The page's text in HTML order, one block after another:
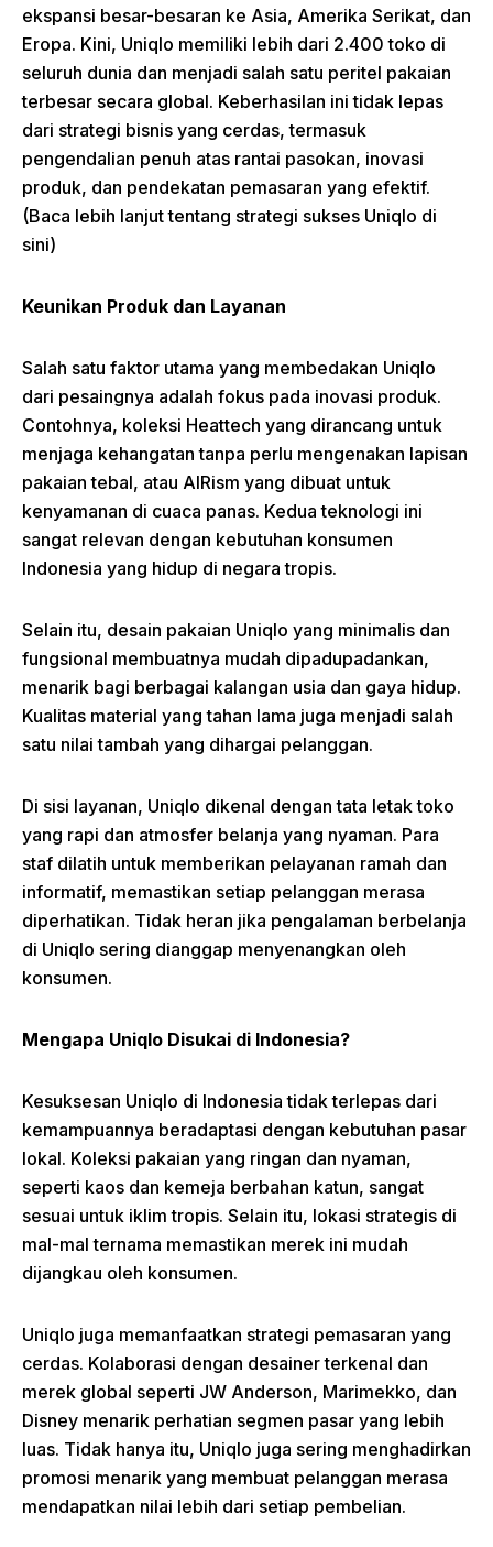
ekspansi besar-besaran ke Asia, Amerika Serikat, dan
Eropa. Kini, Uniqlo memiliki lebih dari 2.400 toko di
seluruh dunia dan menjadi salah satu peritel pakaian
terbesar secara global. Keberhasilan ini tidak lepas
dari strategi bisnis yang cerdas, termasuk
pengendalian penuh atas rantai pasokan, inovasi
produk, dan pendekatan pemasaran yang efektif.
(Baca lebih lanjut tentang strategi sukses Uniqlo di
sini)
Keunikan Produk dan Layanan
Salah satu faktor utama yang membedakan Uniqlo
dari pesaingnya adalah fokus pada inovasi produk.
Contohnya, koleksi Heattech yang dirancang untuk
menjaga kehangatan tanpa perlu mengenakan lapisan
pakaian tebal, atau AIRism yang dibuat untuk
kenyamanan di cuaca panas. Kedua teknologi ini
sangat relevan dengan kebutuhan konsumen
Indonesia yang hidup di negara tropis.
Selain itu, desain pakaian Uniqlo yang minimalis dan
fungsional membuatnya mudah dipadupadankan,
menarik bagi berbagai kalangan usia dan gaya hidup.
Kualitas material yang tahan lama juga menjadi salah
satu nilai tambah yang dihargai pelanggan.
Di sisi layanan, Uniqlo dikenal dengan tata letak toko
yang rapi dan atmosfer belanja yang nyaman. Para
staf dilatih untuk memberikan pelayanan ramah dan
informatif, memastikan setiap pelanggan merasa
diperhatikan. Tidak heran jika pengalaman berbelanja
di Uniqlo sering dianggap menyenangkan oleh
konsumen.
Mengapa Uniqlo Disukai di Indonesia?
Kesuksesan Uniqlo di Indonesia tidak terlepas dari
kemampuannya beradaptasi dengan kebutuhan pasar
lokal. Koleksi pakaian yang ringan dan nyaman,
seperti kaos dan kemeja berbahan katun, sangat
sesuai untuk iklim tropis. Selain itu, lokasi strategis di
mal-mal ternama memastikan merek ini mudah
dijangkau oleh konsumen.
Uniqlo juga memanfaatkan strategi pemasaran yang
cerdas. Kolaborasi dengan desainer terkenal dan
merek global seperti JW Anderson, Marimekko, dan
Disney menarik perhatian segmen pasar yang lebih
luas. Tidak hanya itu, Uniqlo juga sering menghadirkan
promosi menarik yang membuat pelanggan merasa
mendapatkan nilai lebih dari setiap pembelian.